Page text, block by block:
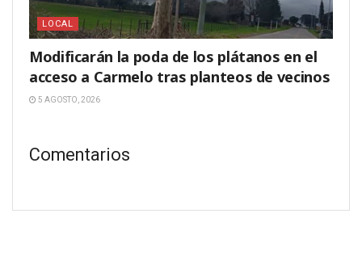
LOCAL
Modificarán la poda de los plátanos en el
acceso a Carmelo tras planteos de vecinos
5 AGOSTO, 2026
Comentarios